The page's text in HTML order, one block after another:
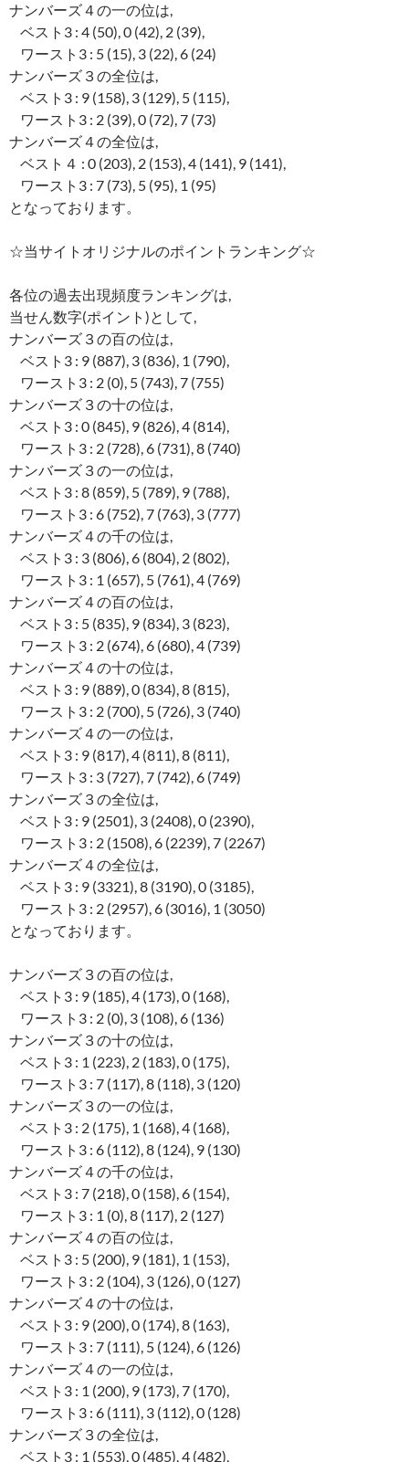
ナンバーズ４の一の位は,
ベスト3 : 4 (50), 0 (42), 2 (39),
ワースト3 : 5 (15), 3 (22), 6 (24)
ナンバーズ３の全位は,
ベスト3 : 9 (158), 3 (129), 5 (115),
ワースト3 : 2 (39), 0 (72), 7 (73)
ナンバーズ４の全位は,
ベスト４ : 0 (203), 2 (153), 4 (141), 9 (141),
ワースト3 : 7 (73), 5 (95), 1 (95)
となっております。
☆当サイトオリジナルのポイントランキング☆
各位の過去出現頻度ランキングは,
当せん数字(ポイント)として,
ナンバーズ３の百の位は,
ベスト3 : 9 (887), 3 (836), 1 (790),
ワースト3 : 2 (0), 5 (743), 7 (755)
ナンバーズ３の十の位は,
ベスト3 : 0 (845), 9 (826), 4 (814),
ワースト3 : 2 (728), 6 (731), 8 (740)
ナンバーズ３の一の位は,
ベスト3 : 8 (859), 5 (789), 9 (788),
ワースト3 : 6 (752), 7 (763), 3 (777)
ナンバーズ４の千の位は,
ベスト3 : 3 (806), 6 (804), 2 (802),
ワースト3 : 1 (657), 5 (761), 4 (769)
ナンバーズ４の百の位は,
ベスト3 : 5 (835), 9 (834), 3 (823),
ワースト3 : 2 (674), 6 (680), 4 (739)
ナンバーズ４の十の位は,
ベスト3 : 9 (889), 0 (834), 8 (815),
ワースト3 : 2 (700), 5 (726), 3 (740)
ナンバーズ４の一の位は,
ベスト3 : 9 (817), 4 (811), 8 (811),
ワースト3 : 3 (727), 7 (742), 6 (749)
ナンバーズ３の全位は,
ベスト3 : 9 (2501), 3 (2408), 0 (2390),
ワースト3 : 2 (1508), 6 (2239), 7 (2267)
ナンバーズ４の全位は,
ベスト3 : 9 (3321), 8 (3190), 0 (3185),
ワースト3 : 2 (2957), 6 (3016), 1 (3050)
となっております。
ナンバーズ３の百の位は,
ベスト3 : 9 (185), 4 (173), 0 (168),
ワースト3 : 2 (0), 3 (108), 6 (136)
ナンバーズ３の十の位は,
ベスト3 : 1 (223), 2 (183), 0 (175),
ワースト3 : 7 (117), 8 (118), 3 (120)
ナンバーズ３の一の位は,
ベスト3 : 2 (175), 1 (168), 4 (168),
ワースト3 : 6 (112), 8 (124), 9 (130)
ナンバーズ４の千の位は,
ベスト3 : 7 (218), 0 (158), 6 (154),
ワースト3 : 1 (0), 8 (117), 2 (127)
ナンバーズ４の百の位は,
ベスト3 : 5 (200), 9 (181), 1 (153),
ワースト3 : 2 (104), 3 (126), 0 (127)
ナンバーズ４の十の位は,
ベスト3 : 9 (200), 0 (174), 8 (163),
ワースト3 : 7 (111), 5 (124), 6 (126)
ナンバーズ４の一の位は,
ベスト3 : 1 (200), 9 (173), 7 (170),
ワースト3 : 6 (111), 3 (112), 0 (128)
ナンバーズ３の全位は,
ベスト3 : 1 (553), 0 (485), 4 (482),